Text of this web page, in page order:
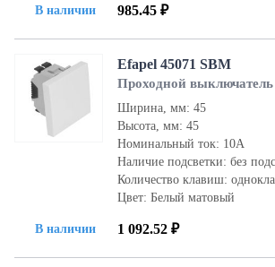
В наличии 985.45 ₽
В наличии
Efapel 45071 SBM
Проходной выключатель
Ширина, мм: 45
Высота, мм: 45
Номинальный ток: 10А
Наличие подсветки: без
Количество клавиш:
Цвет: Белый матовый
1 092.52 ₽